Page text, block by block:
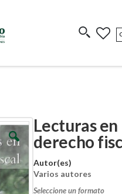
REDIMIR
Lecturas en
derecho
Autor(es)
Varios autores
Seleccione un formato